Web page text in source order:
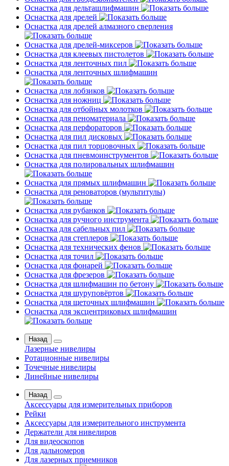
Оснастка для дельташлифмашин
Оснастка для дрелей
Оснастка для дрелей алмазного сверления
Оснастка для дрелей-миксеров
Оснастка для клеевых пистолетов
Оснастка для ленточных пил
Оснастка для ленточных шлифмашин
Оснастка для лобзиков
Оснастка для ножниц
Оснастка для отбойных молотков
Оснастка для пеноматериала
Оснастка для перфораторов
Оснастка для пил дисковых
Оснастка для пил торцовочных
Оснастка для пневмоинструментов
Оснастка для полировальных шлифмашин
Оснастка для прямых шлифмашин
Оснастка для реноваторов (мультитулы)
Оснастка для рубанков
Оснастка для ручного инструмента
Оснастка для сабельных пил
Оснастка для степлеров
Оснастка для технических фенов
Оснастка для точил
Оснастка для фонарей
Оснастка для фрезеров
Оснастка для шлифмашин по бетону
Оснастка для шуруповёртов
Оснастка для щеточных шлифмашин
Оснастка для эксцентриковых шлифмашин
Назад
Лазерные нивелиры
Ротационные нивелиры
Точечные нивелиры
Линейные нивелиры
Назад
Аксессуары для измерительных приборов
Рейки
Аксессуары для измерительного инструмента
Держатели для нивелиров
Для видеоскопов
Для дальномеров
Для лазерных приемников